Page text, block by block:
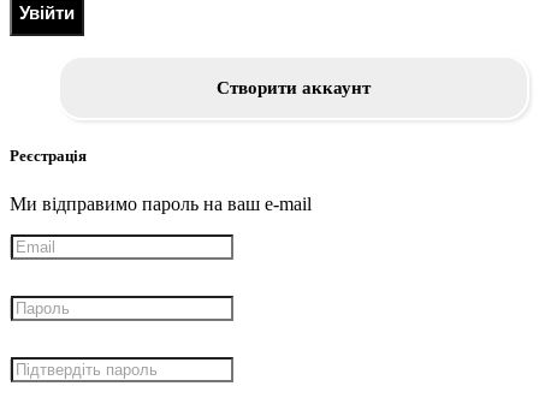
Увійти
Створити аккаунт
Реєстрація
Ми відправимо пароль на ваш e-mail